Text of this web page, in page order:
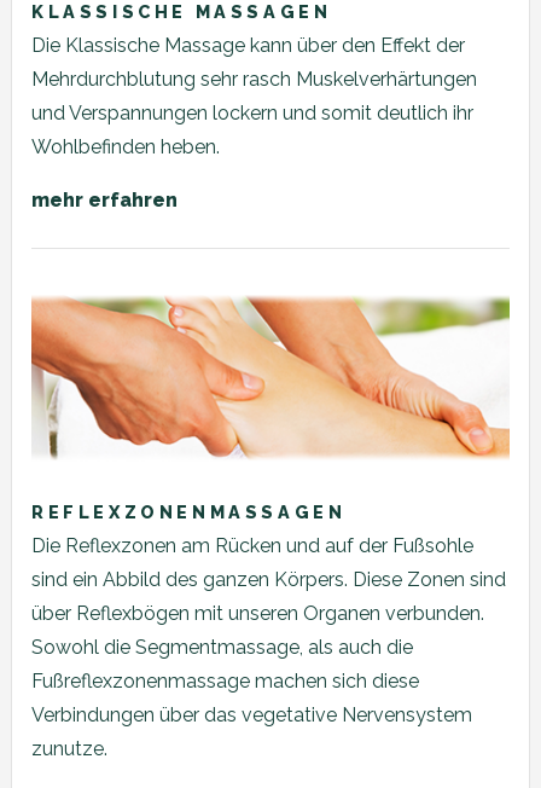
KLASSISCHE MASSAGEN
Die Klassische Massage kann über den Effekt der
Mehrdurchblutung sehr rasch Muskelverhärtungen
und Verspannungen lockern und somit deutlich ihr
Wohlbefinden heben.
mehr erfahren
REFLEXZONENMASSAGEN
Die Reflexzonen am Rücken und auf der Fußsohle
sind ein Abbild des ganzen Körpers. Diese Zonen sind
über Reflexbögen mit unseren Organen verbunden.
Sowohl die Segmentmassage, als auch die
Fußreflexzonenmassage machen sich diese
Verbindungen über das vegetative Nervensystem
zunutze.